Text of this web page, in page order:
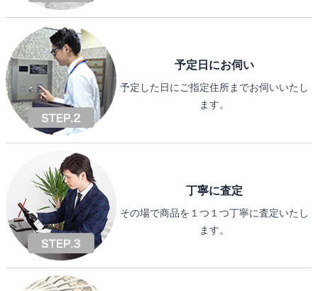
予定日にお伺い
予定した日にご指定住所までお伺いいたし
ます。
丁寧に査定
その場で商品を１つ１つ丁寧に査定いたし
ます。